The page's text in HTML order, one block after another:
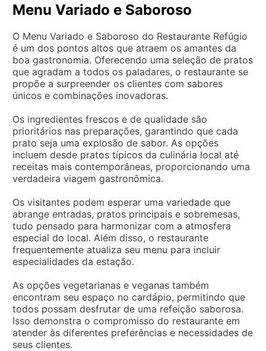
Menu Variado e Saboroso
O Menu Variado e Saboroso do Restaurante Refúgio
é um dos pontos altos que atraem os amantes da
boa gastronomia. Oferecendo uma seleção de pratos
que agradam a todos os paladares, o restaurante se
propõe a surpreender os clientes com sabores
únicos e combinações inovadoras.
Os ingredientes frescos e de qualidade são
prioritários nas preparações, garantindo que cada
prato seja uma explosão de sabor. As opções
incluem desde pratos típicos da culinária local até
receitas mais contemporâneas, proporcionando uma
verdadeira viagem gastronômica.
Os visitantes podem esperar uma variedade que
abrange entradas, pratos principais e sobremesas,
tudo pensado para harmonizar com a atmosfera
especial do local. Além disso, o restaurante
frequentemente atualiza seu menu para incluir
especialidades da estação.
As opções vegetarianas e veganas também
encontram seu espaço no cardápio, permitindo que
todos possam desfrutar de uma refeição saborosa.
Isso demonstra o compromisso do restaurante em
atender às diferentes preferências e necessidades de
seus clientes.